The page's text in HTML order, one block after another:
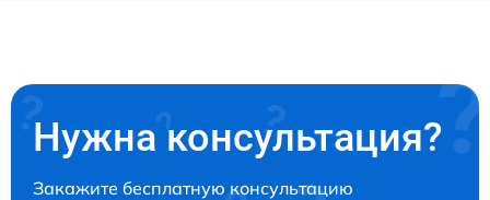
Нужна консультация?
Закажите бесплатную консультацию